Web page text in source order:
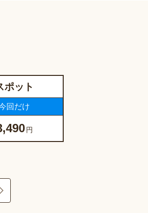
ポット
回だけ
円